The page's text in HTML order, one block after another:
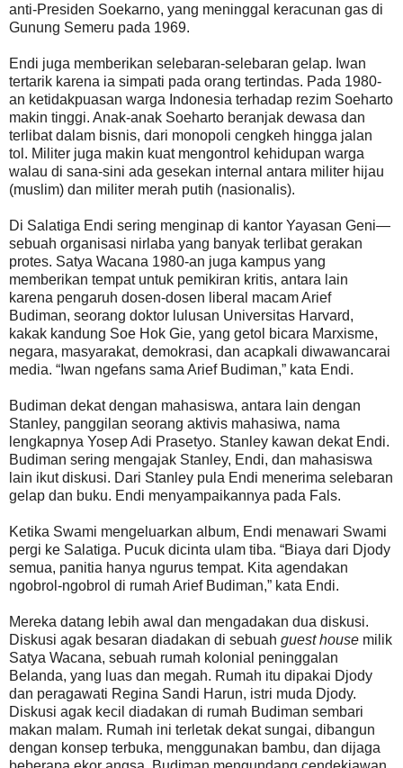
anti-Presiden Soekarno, yang meninggal keracunan gas di
Gunung Semeru pada 1969.
Endi juga memberikan selebaran-selebaran gelap. Iwan
tertarik karena ia simpati pada orang tertindas. Pada 1980-
an ketidakpuasan warga Indonesia terhadap rezim Soeharto
makin tinggi. Anak-anak Soeharto beranjak dewasa dan
terlibat dalam bisnis, dari monopoli cengkeh hingga jalan
tol. Militer juga makin kuat mengontrol kehidupan warga
walau di sana-sini ada gesekan internal antara militer hijau
(muslim) dan militer merah putih (nasionalis).
Di Salatiga Endi sering menginap di kantor Yayasan Geni—
sebuah organisasi nirlaba yang banyak terlibat gerakan
protes. Satya Wacana 1980-an juga kampus yang
memberikan tempat untuk pemikiran kritis, antara lain
karena pengaruh dosen-dosen liberal macam Arief
Budiman, seorang doktor lulusan Universitas Harvard,
kakak kandung Soe Hok Gie, yang getol bicara Marxisme,
negara, masyarakat, demokrasi, dan acapkali diwawancarai
media. “Iwan ngefans sama Arief Budiman,” kata Endi.
Budiman dekat dengan mahasiswa, antara lain dengan
Stanley, panggilan seorang aktivis mahasiwa, nama
lengkapnya Yosep Adi Prasetyo. Stanley kawan dekat Endi.
Budiman sering mengajak Stanley, Endi, dan mahasiswa
lain ikut diskusi. Dari Stanley pula Endi menerima selebaran
gelap dan buku. Endi menyampaikannya pada Fals.
Ketika Swami mengeluarkan album, Endi menawari Swami
pergi ke Salatiga. Pucuk dicinta ulam tiba. “Biaya dari Djody
semua, panitia hanya ngurus tempat. Kita agendakan
ngobrol-ngobrol di rumah Arief Budiman,” kata Endi.
Mereka datang lebih awal dan mengadakan dua diskusi.
Diskusi agak besaran diadakan di sebuah guest house milik
Satya Wacana, sebuah rumah kolonial peninggalan
Belanda, yang luas dan megah. Rumah itu dipakai Djody
dan peragawati Regina Sandi Harun, istri muda Djody.
Diskusi agak kecil diadakan di rumah Budiman sembari
makan malam. Rumah ini terletak dekat sungai, dibangun
dengan konsep terbuka, menggunakan bambu, dan dijaga